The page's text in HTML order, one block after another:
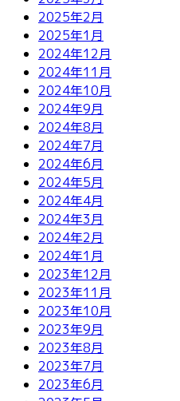
2025年2月
2025年1月
2024年12月
2024年11月
2024年10月
2024年9月
2024年8月
2024年7月
2024年6月
2024年5月
2024年4月
2024年3月
2024年2月
2024年1月
2023年12月
2023年11月
2023年10月
2023年9月
2023年8月
2023年7月
2023年6月